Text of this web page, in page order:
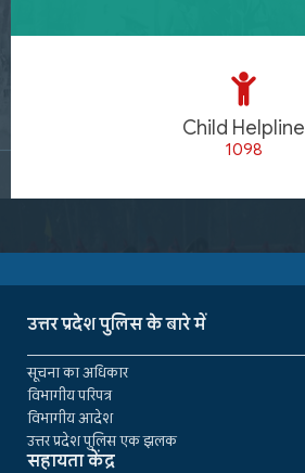
Child Helpline
1098
उत्तर प्रदेश पुलिस के बारे में
सूचना का अधिकार
विभागीय परिपत्र
विभागीय आदेश
उत्तर प्रदेश पुलिस एक झलक
सहायता केंद्र